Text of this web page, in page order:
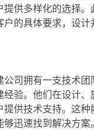
提供多样化的选择。
户的具体要求，设计
公司拥有一支技术团
经验。他们在设计、
提供技术支持。这种
迅速找到解决方案